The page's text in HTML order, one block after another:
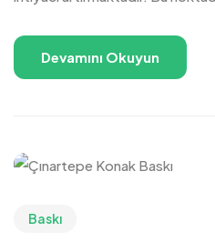
Devamını Okuyun
Baskı